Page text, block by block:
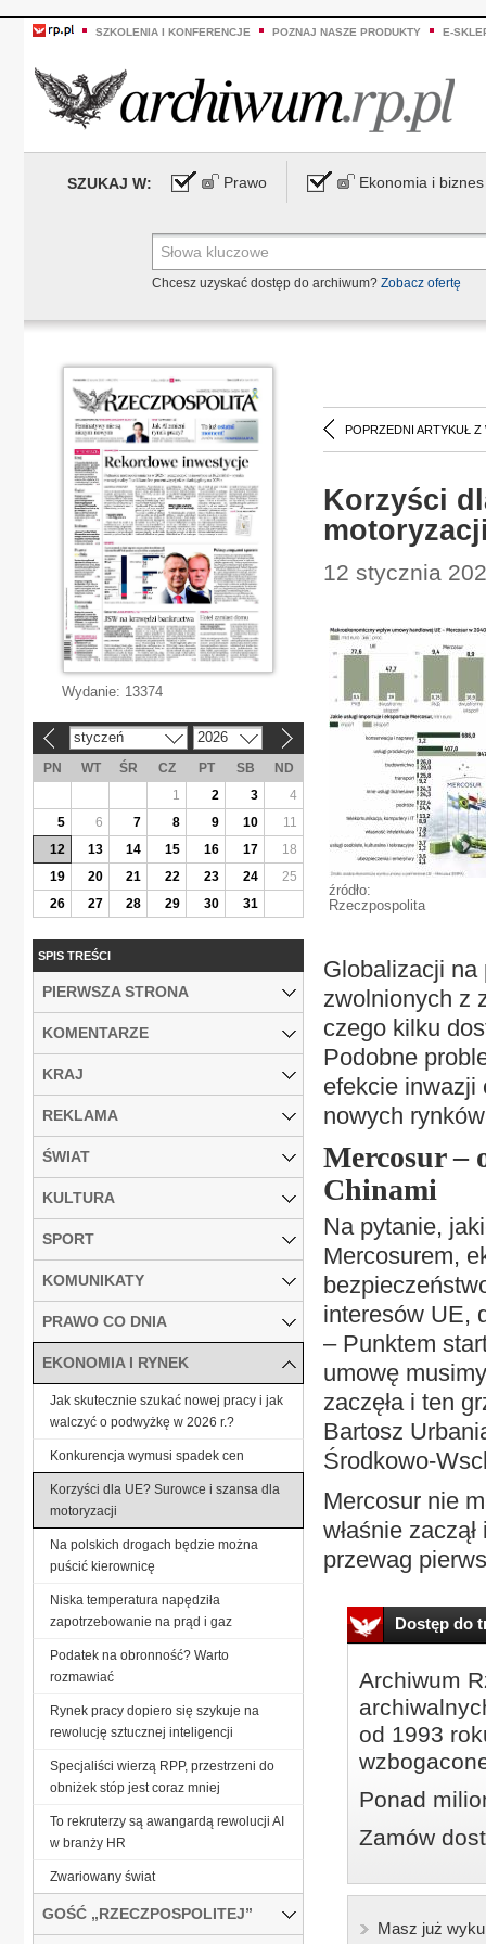
SZKOLENIA I KONFERENCJE POZNAJ NASZE PRODUKTY E-
SZUKAJ W: Prawo Ekonomia i biznes
Chcesz uzyskać dostęp do archiwum? Zobacz ofertę
POPRZEDNI ARTYKUŁ Z
Korzyści
12 stycznia
źródło:
Rzeczpospolita
Globalizacji na
zwolnionych z
czego kilku
Podobne
efekcie inwazji
nowych
Mercosur –
Chinami
Na pytanie,
Mercosurem,
interesów UE,
– Punktem
umowę
zaczęła i ten
Bartosz
Środkowo-
Mercosur nie
właśnie
przewag
Dostęp do
Archiwum
od 1993
Ponad
Zamów
Masz już
Wydanie: 13374
styczeń 2026
PN WT ŚR CZ PT SB
ND
1
2 3
4
5
6 7 8 9 10
11
12
13 14 15 16 17
18
19
20 21 22 23 24
25
26
27 28 29 30 31
SPIS TREŚCI
PIERWSZA STRONA
KOMENTARZE
KRAJ
REKLAMA
ŚWIAT
KULTURA
SPORT
KOMUNIKATY
PRAWO CO DNIA
EKONOMIA I RYNEK
Jak skutecznie szukać nowej pracy i jak
walczyć o podwyżkę w 2026 r.?
Konkurencja wymusi spadek cen
Korzyści dla UE? Surowce i szansa dla
motoryzacji
Na polskich drogach będzie można
puścić kierownicę
Niska temperatura napędziła
zapotrzebowanie na prąd i gaz
Podatek na obronność? Warto
rozmawiać
Rynek pracy dopiero się szykuje na
rewolucję sztucznej inteligencji
Specjaliści wierzą RPP, przestrzeni do
obniżek stóp jest coraz mniej
To rekruterzy są awangardą rewolucji AI
w branży HR
Zwariowany świat
GOŚĆ „RZECZPOSPOLITEJ”